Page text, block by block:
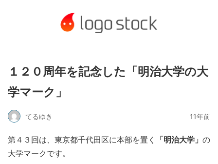
１２０周年を記念した「明治大学の大
学マーク」
てるゆき 11年前
第４３回は、東京都千代田区に本部を置く 「明治大学」 の
大学マークです。